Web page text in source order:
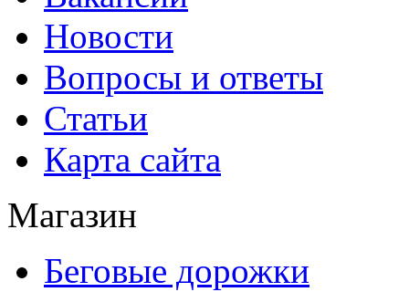
Новости
Вопросы и ответы
Статьи
Карта сайта
Магазин
Беговые дорожки